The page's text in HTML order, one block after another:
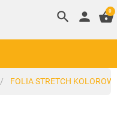
search person shopping_basket
0
FOLIA STRETCH